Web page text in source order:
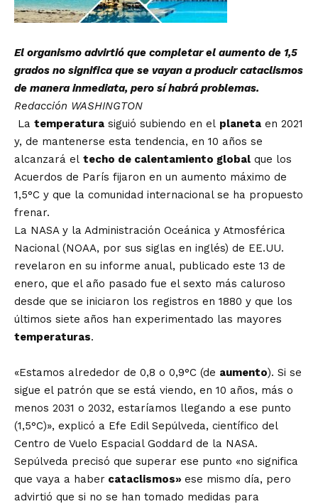
El organismo advirtió que completar el aumento de 1,5
grados no significa que se vayan a producir cataclismos
de manera inmediata, pero sí habrá problemas.
Redacción WASHINGTON
La temperatura siguió subiendo en el planeta en 2021
y, de mantenerse esta tendencia, en 10 años se
alcanzará el techo de calentamiento global que los
Acuerdos de París fijaron en un aumento máximo de
1,5°C y que la comunidad internacional se ha propuesto
frenar.
La NASA y la Administración Oceánica y Atmosférica
Nacional (NOAA, por sus siglas en inglés) de EE.UU.
revelaron en su informe anual, publicado este 13 de
enero, que el año pasado fue el sexto más caluroso
desde que se iniciaron los registros en 1880 y que los
últimos siete años han experimentado las mayores
temperaturas.
«Estamos alrededor de 0,8 o 0,9°C (de aumento). Si se
sigue el patrón que se está viendo, en 10 años, más o
menos 2031 o 2032, estaríamos llegando a ese punto
(1,5°C)», explicó a Efe Edil Sepúlveda, científico del
Centro de Vuelo Espacial Goddard de la NASA.
Sepúlveda precisó que superar ese punto «no significa
que vaya a haber cataclismos» ese mismo día, pero
advirtió que si no se han tomado medidas para